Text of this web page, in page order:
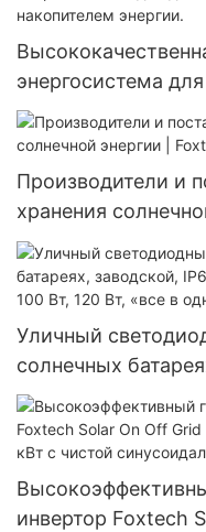
энергосистема
кВт и 10 кВт с
Производители и
хранения
Уличный
солнечных
сверхъяркий, 50
«все в одном».
инвертор Foxtech